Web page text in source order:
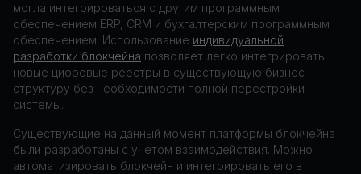
могла интегрироваться с другим программным
обеспечением ERP, CRM и бухгалтерским программным
обеспечением. Использование индивидуальной
разработки блокчейна позволяет легко интегрировать
новые цифровые реестры в существующую бизнес-
структуру без необходимости полной перестройки
системы.
Существующие на данный момент платформы блокчейна
были разработаны с учетом взаимодействия. Можно
автоматизировать блокчейн и интегрировать его в